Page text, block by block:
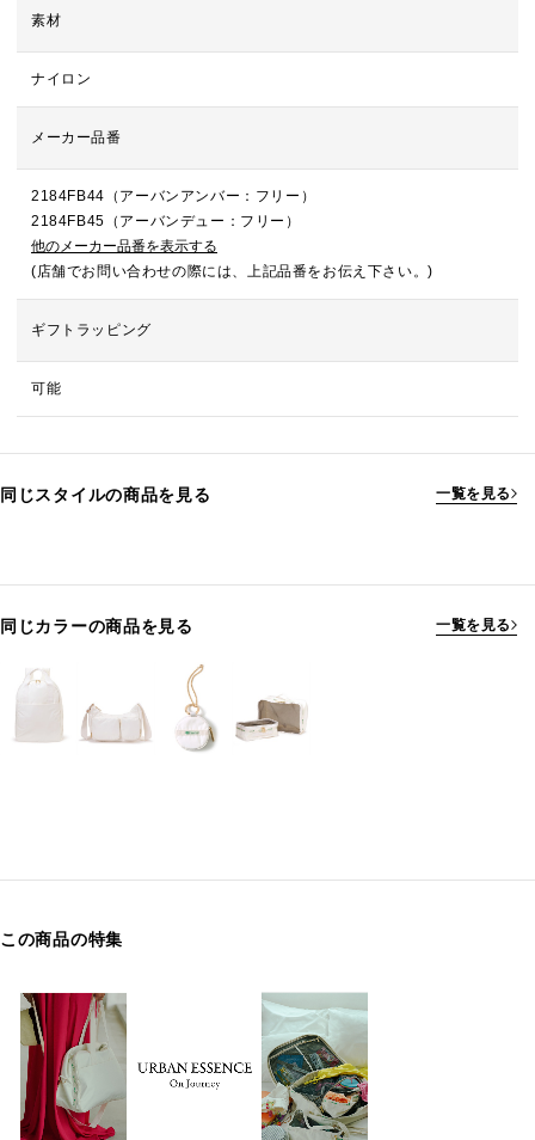
素材
ナイロン
メーカー品番
2184FB44（アーバンアンバー：フリー）
2184FB45（アーバンデュー：フリー）
他のメーカー品番を表示する
(店舗でお問い合わせの際には、上記品番をお伝え下さい。)
ギフトラッピング
可能
同じスタイルの商品を見る 一覧を見る
同じカラーの商品を見る 一覧を見る
この商品の特集